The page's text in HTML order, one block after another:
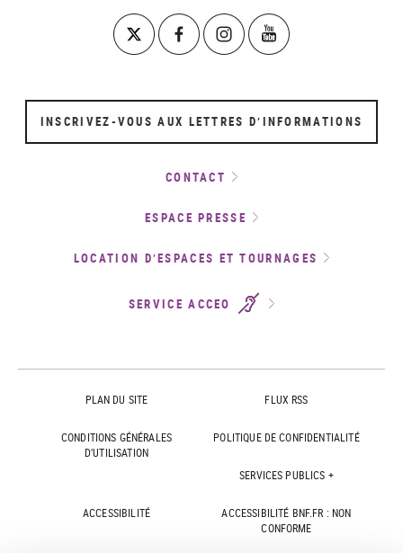
INSCRIVEZ-VOUS AUX LETTRES D’INFORMATIONS
CONTACT
ESPACE PRESSE
LOCATION D’ESPACES ET TOURNAGES
SERVICE ACCEO
PLAN DU SITE FLUX RSS
CONDITIONS GÉNÉRALES
D'UTILISATION
POLITIQUE DE CONFIDENTIALITÉ
SERVICES PUBLICS +
ACCESSIBILITÉ
ACCESSIBILITÉ BNF.FR : NON
CONFORME